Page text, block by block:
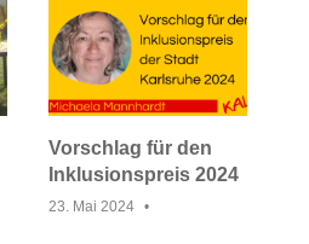
Vorschlag für den
Inklusionspreis 2024
23. Mai 2024